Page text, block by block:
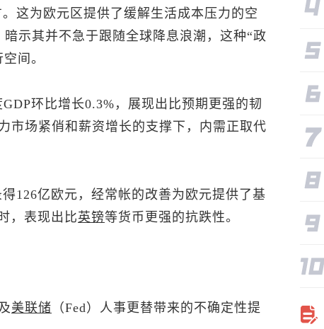
这为欧元区提供了缓解生活成本压力的空
示其并不急于跟随全球降息浪潮，这种“政
间。
环比增长0.3%，展现出比预期更强的韧
市场紧俏和薪资增长的支撑下，内需正取代
126亿欧元，经常帐的改善为欧元提供了基
，表现出比英镑等货币更强的抗跌性。
美联储 （Fed）人事更替带来的不确定性提